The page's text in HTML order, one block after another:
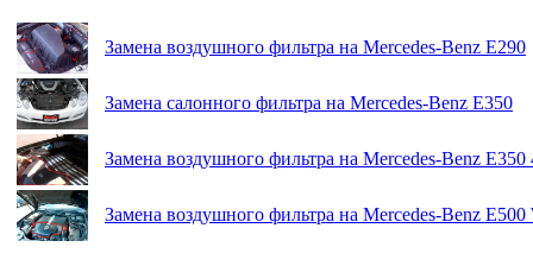
Замена воздушного фильтра на Mercedes-Benz E290
Замена салонного фильтра на Mercedes-Benz E350
Замена воздушного фильтра на Mercedes-Benz E350
Замена воздушного фильтра на Mercedes-Benz E500